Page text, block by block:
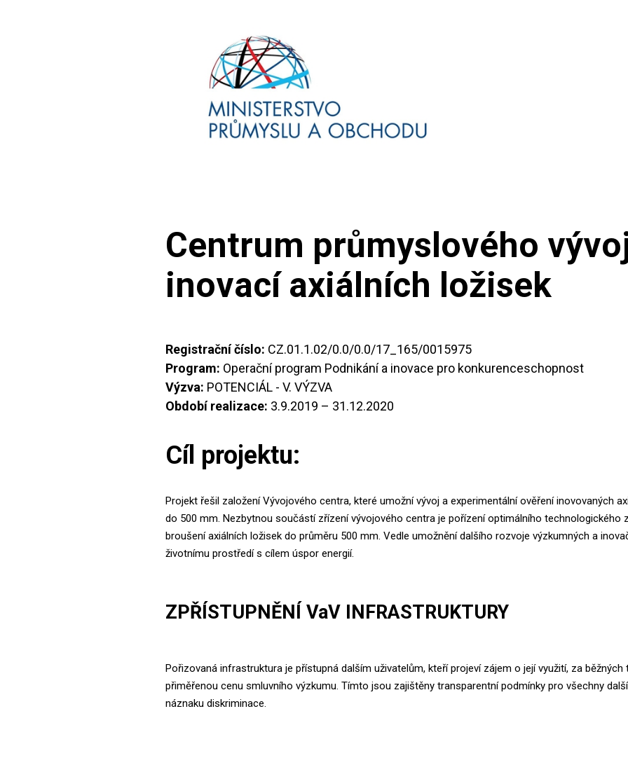
Centrum průmyslového
inovací axiálních ložisek
Registrační číslo: CZ.01.1.02/0.0/0.0/17_165/0015975
Program: Operační program Podnikání a inovace pro konkurenceschopnost
Výzva: POTENCIÁL - V. VÝZVA
Období realizace: 3.9.2019 – 31.12.2020
Cíl projektu:
Projekt řešil založení Vývojového centra, které umožní vývoj a experimentální ověření inovovaných
do 500 mm. Nezbytnou součástí zřízení vývojového centra je pořízení optimálního technologického
broušení axiálních ložisek do průměru 500 mm. Vedle umožnění dalšího rozvoje výzkumných a
životnímu prostředí s cílem úspor energií.
ZPŘÍSTUPNĚNÍ VaV INFRASTRUKTURY
Pořizovaná infrastruktura je přístupná dalším uživatelům, kteří projeví zájem o její využití, za běžných
přiměřenou cenu smluvního výzkumu. Tímto jsou zajištěny transparentní podmínky pro všechny
náznaku diskriminace.